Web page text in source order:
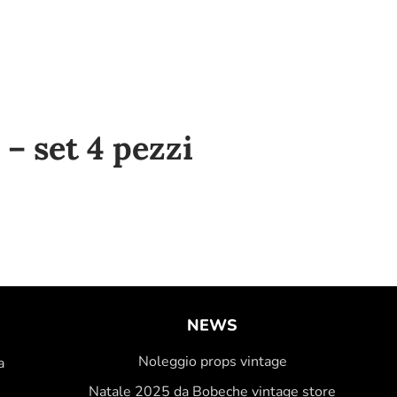
set 4 pezzi
NEWS
Noleggio props vintage
Natale 2025 da Bobeche vintage store